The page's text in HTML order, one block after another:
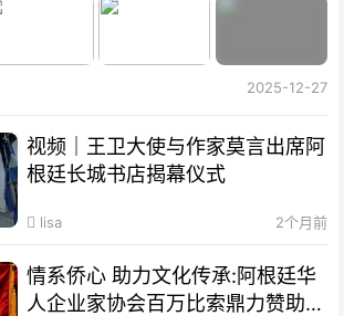
2025-12-27
视频｜王卫大使与作家莫言出席阿
根廷长城书店揭幕仪式
lisa 2个月前
情系侨心 助力文化传承:阿根廷华
人企业家协会百万比索鼎力赞助水